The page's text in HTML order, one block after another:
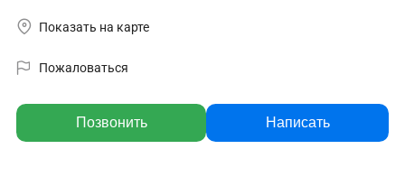
Показать на карте
Пожаловаться
Позвонить Написать